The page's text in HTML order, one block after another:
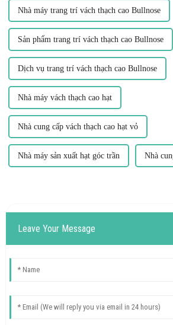
Nhà máy trang trí vách thạch cao Bullnose
Sản phẩm trang trí vách thạch cao Bullnose
Dịch vụ trang trí vách thạch cao Bullnose
Nhà máy vách thạch cao hạt
Nhà cung cấp vách thạch cao hạt vỏ
Nhà máy sản xuất hạt góc trần Nhà
Leave Your Message